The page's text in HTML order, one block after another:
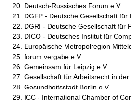
Deutsch-Russisches Forum e.V.
DGFP - Deutsche Gesellschaft für
DGRI - Deutsche Gesellschaft für
DICO - Deutsches Institut für
Europäische Metropolregion
forum vergabe e.V.
Gemeinsam für Leipzig e.V.
Gesellschaft für Arbeitsrecht in der
Gesundheitsstadt Berlin e.V.
ICC - International Chamber of